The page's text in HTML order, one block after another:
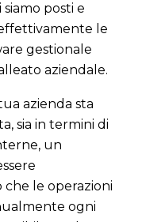
posti e
le
gestionale
aziendale.
azienda sta
sia in termini di
un
le operazioni
ogni